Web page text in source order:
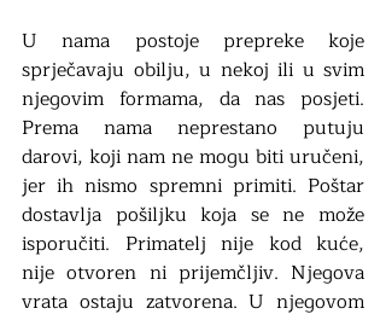
U nama postoje prepreke koje
sprječavaju obilju, u nekoj ili u svim
njegovim formama, da nas posjeti.
Prema nama neprestano putuju
darovi, koji nam ne mogu biti uručeni,
jer ih nismo spremni primiti. Poštar
dostavlja pošiljku koja se ne može
isporučiti. Primatelj nije kod kuće,
nije otvoren ni prijemčljiv. Njegova
vrata ostaju zatvorena. U njegovom